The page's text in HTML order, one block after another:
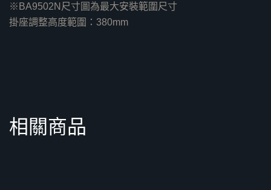
※BA9502N尺寸圖為最大安裝範圍尺寸
掛座調整高度範圍：380mm
相關商品